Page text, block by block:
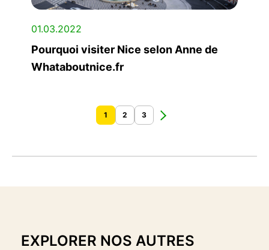
01.03.2022
Pourquoi visiter Nice selon Anne de
Whataboutnice.fr
1 2 3
EXPLORER NOS AUTRES